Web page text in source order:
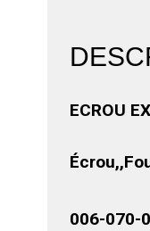
ECROU
006-070-